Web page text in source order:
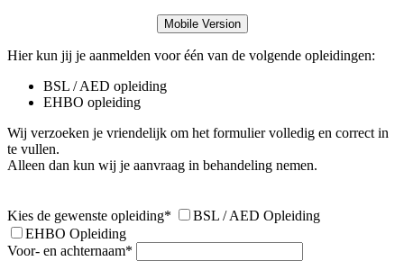
Mobile Version
Hier kun jij je aanmelden voor één van de volgende opleidingen:
BSL / AED opleiding
EHBO opleiding
Wij verzoeken je vriendelijk om het formulier volledig en correct in
te vullen.
Alleen dan kun wij je aanvraag in behandeling nemen.
Kies de gewenste opleiding*
BSL / AED Opleiding
EHBO Opleiding
Voor- en achternaam*